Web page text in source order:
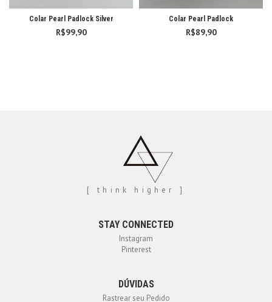
Colar Pearl Padlock Silver
R$99,90
Colar Pearl Padlock
R$89,90
[ think higher ]
STAY CONNECTED
Instagram
Pinterest
DÚVIDAS
Rastrear seu Pedido